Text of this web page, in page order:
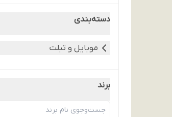
دسته‌بندی
موبایل و تبلت
برند